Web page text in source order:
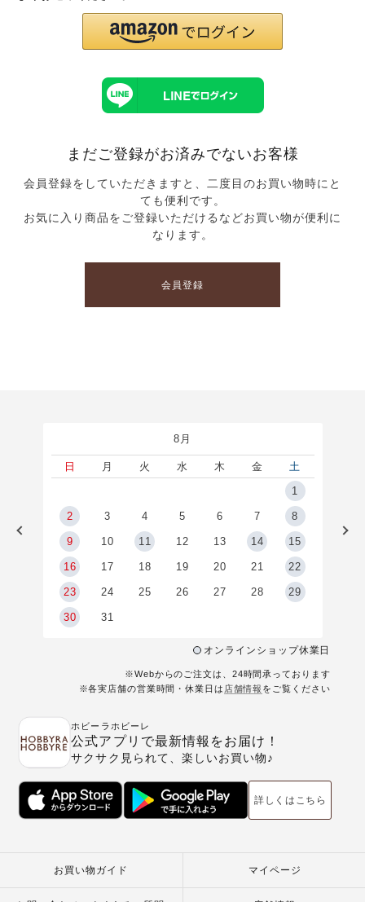
まだご登録がお済みでないお客様
会員登録をしていただきますと、二度目のお買い物時にと
ても便利です。
お気に入り商品をご登録いただけるなどお買い物が便利に
なります。
会員登録
8月
日 月 火 水 木 金
土
1
2 3 4 5 6 7 8
9 10 11 12 13 14 15
16 17 18 19 20 21 22
23 24 25 26 27 28 29
30 31
オンラインショップ休業日
※Webからのご注文は、24時間承っております
※各実店舗の営業時間・休業日は 店舗情報 をご覧ください
ホビーラホビーレ
公式アプリで最新情報をお届け！
サクサク見られて、楽しいお買い物♪
詳しくはこちら
お買い物ガイド マイページ